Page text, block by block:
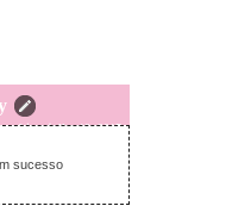
feira, julho 18, 2017
sucesso